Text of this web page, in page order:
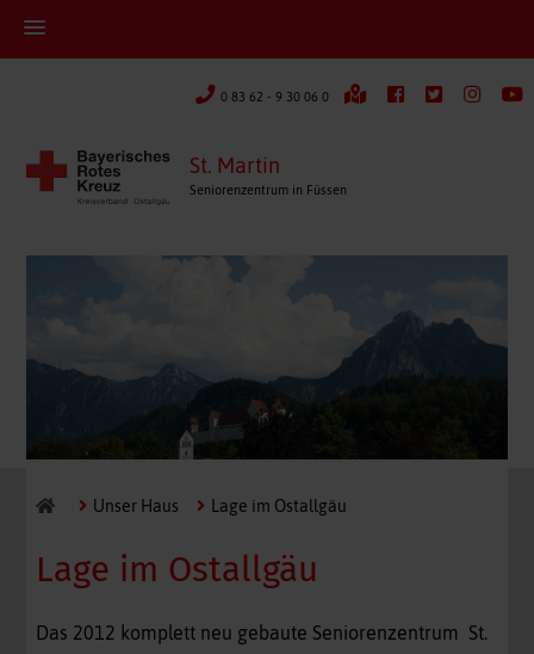
0 83 62 - 9 30 06 0
St. Martin
Seniorenzentrum in Füssen
Unser Haus Lage im Ostallgäu
Lage im Ostallgäu
Das 2012 komplett neu gebaute Seniorenzentrum St.